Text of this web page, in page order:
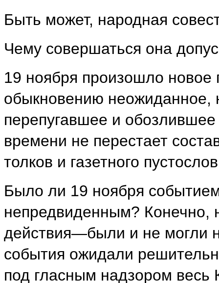
Быть может, народная
Чему совершаться она
19 ноября произошло
обыкновению неожиданное,
перепугавшее и
времени не перестает
толков и газетного
Было ли 19 ноября
непредвиденным? Конечно,
действия—были и не могли
события ожидали
под гласным надзором